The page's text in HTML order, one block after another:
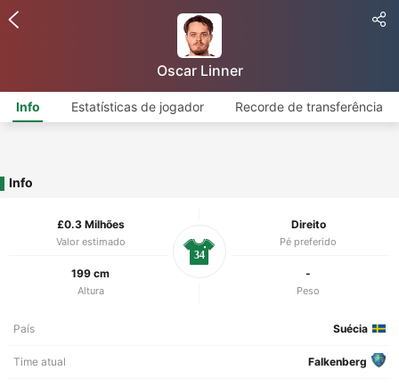
Oscar Linner
Info Estatísticas de jogador Recorde de transferência
Info
£0.3 Milhões
Valor estimado
Direito
Pé preferido
199 cm
Altura
-
Peso
34
País Suécia
Time atual Falkenberg